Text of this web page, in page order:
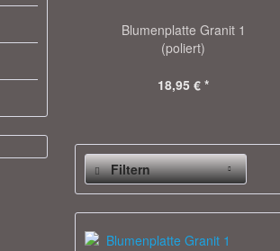
Blumenplatte Granit 1
(poliert)
18,95 € *
Filtern